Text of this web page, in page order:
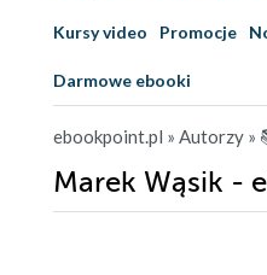
Kursy video Promocje
Darmowe ebooki
ebookpoint.pl » Autorzy »
Marek Wąsik -